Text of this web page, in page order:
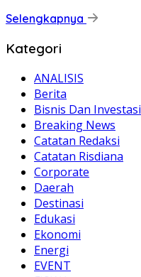
Selengkapnya
Kategori
ANALISIS
Berita
Bisnis Dan Investasi
Breaking News
Catatan Redaksi
Catatan Risdiana
Corporate
Daerah
Destinasi
Edukasi
Ekonomi
Energi
EVENT